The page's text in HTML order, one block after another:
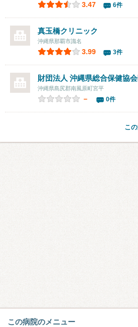
3.47 6件
真玉橋クリニック
沖縄県那覇市識名
3.99 3件
財団法人 沖縄県総合保健協
沖縄県島尻郡南風原町宮平
－ 0件
こ
この病院のメニュー